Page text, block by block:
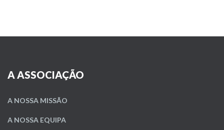
A ASSOCIAÇÃO
A NOSSA MISSÃO
A NOSSA EQUIPA